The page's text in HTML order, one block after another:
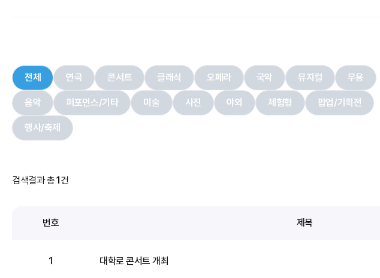
전체 연극 콘서트 클래식 오페라 국악 뮤지컬 무용
음악 퍼포먼스/기타 미술 사진 야외 체험형 팝업/기획전
행사/축제
검색결과 총1 건
번호 제목
1 대학로 콘서트 개최